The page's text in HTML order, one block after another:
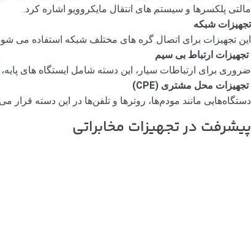
مالتی پلکسرها و سیستم های انتقال مایکروویو اشاره کرد.
تجهیزات شبکه
این تجهیزات برای اتصال گره های مختلف شبکه استفاده می
تجهیزات ارتباط بی سیم
ضروری برای ارتباطات سیار، این دسته شامل ایستگاه های
تجهیزات محل مشتری (CPE)
دستگاه‌هایی مانند مودم‌ها، روترها و تلفن‌ها در این دسته
پیشرفت در تجهیزات مخابراتی